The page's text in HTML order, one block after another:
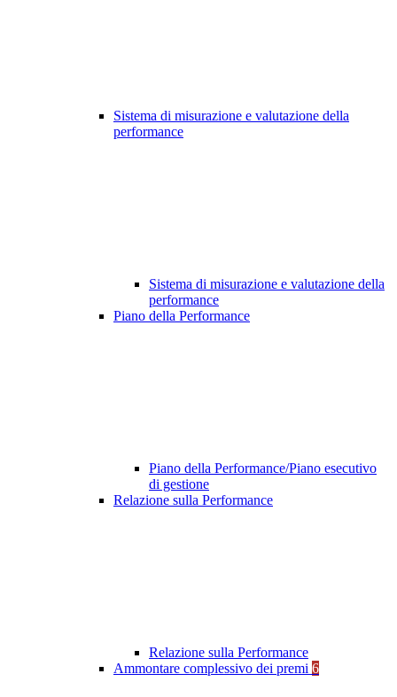
Sistema di misurazione e valutazione della
performance
Sistema di misurazione e valutazione della
performance
Piano della Performance
Piano della Performance/Piano esecutivo
di gestione
Relazione sulla Performance
Relazione sulla Performance
Ammontare complessivo dei premi 6